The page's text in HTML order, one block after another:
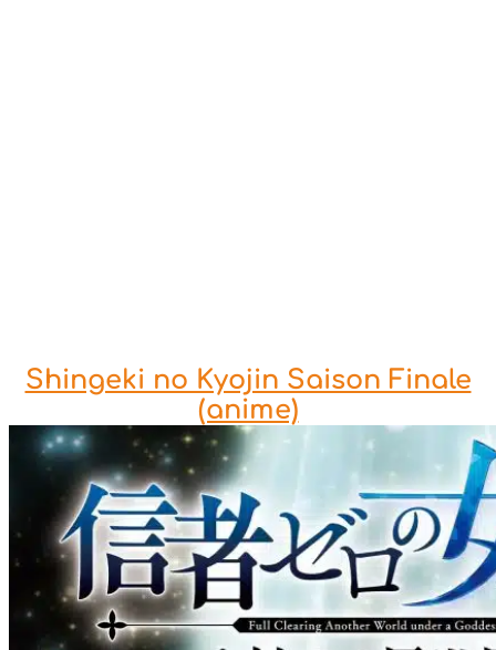
Shingeki no Kyojin Saison Finale
(anime)